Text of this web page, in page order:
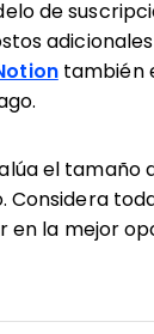
de
también
el tamaño
en la mejor